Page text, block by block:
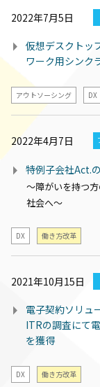
2022年7月5日
仮想デスクトッ
ワーク用シンク
アウトソーシング DX
2022年4月7日
特例子会社Act.
～障がいを持つ
社会へ～
DX 働き方改革
2021年10月15日
電子契約ソリュ
ITRの調査にて
を獲得
DX 働き方改革